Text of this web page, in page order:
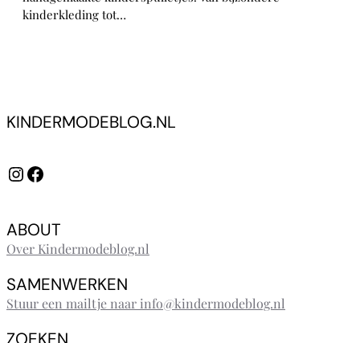
kinderkleding tot…
KINDERMODEBLOG.NL
InstagramFacebook
ABOUT
Over Kindermodeblog.nl
SAMENWERKEN
Stuur een mailtje naar info@kindermodeblog.nl